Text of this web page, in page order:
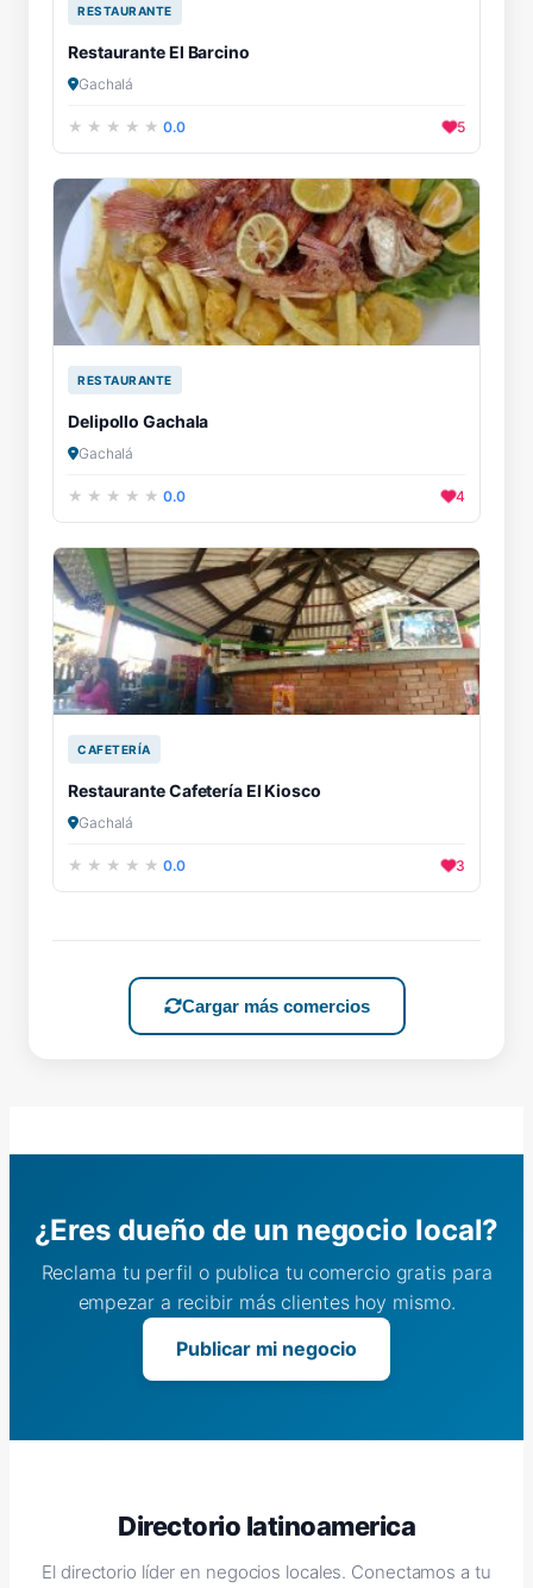
RESTAURANTE
Restaurante El Barcino
Gachalá
0.0 5
RESTAURANTE
Delipollo Gachala
Gachalá
0.0 4
CAFETERÍA
Restaurante Cafetería El Kiosco
Gachalá
0.0 3
Cargar más comercios
¿Eres dueño de un negocio local?
Reclama tu perfil o publica tu comercio gratis para
empezar a recibir más clientes hoy mismo.
Publicar mi negocio
Directorio latinoamerica
El directorio líder en negocios locales. Conectamos a tu